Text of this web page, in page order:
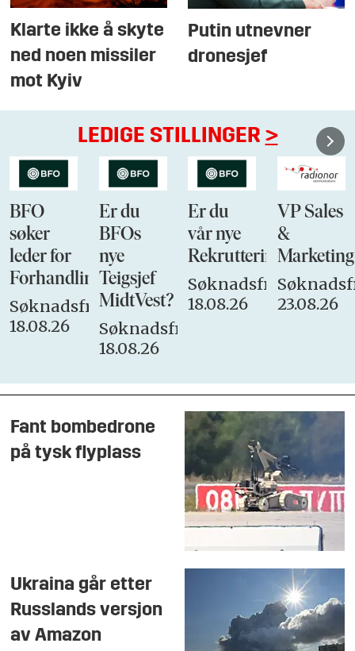
Klarte ikke å skyte
ned noen missiler
mot Kyiv
Putin utnevner
dronesjef
LEDIGE STILLINGER >
BFO
søker
leder for
Forhandlingsutvalget
Søknadsfrist:
18.08.26
Er du
BFOs
nye
Teigsjef
MidtVest?
Søknadsfrist:
18.08.26
Er du
vår nye
Søknadsfrist:
18.08.26
VP Sales
&
Marketing
23.08.26
Fant bombedrone
på tysk flyplass
Ukraina går etter
Russlands versjon
av Amazon